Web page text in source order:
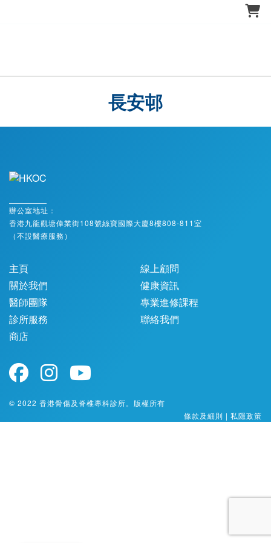
長安邨
辦公室地址：
香港九龍觀塘偉業街108號絲寶國際大廈8樓808-811室
（不設醫療服務）
主頁
關於我們
醫師團隊
診所服務
商店
線上顧問
健康資訊
專業進修課程
聯絡我們
© 2022 香港骨傷及脊椎專科診所。版權所有
條款及細則 | 私隱政策